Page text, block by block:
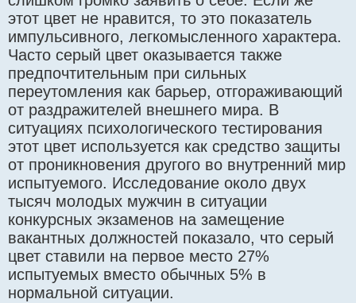
этот цвет не нравится, то это показатель
импульсивного, легкомысленного характера.
Часто серый цвет оказывается также
предпочтительным при сильных
переутомления как барьер, отгораживающий
от раздражителей внешнего мира. В
ситуациях психологического тестирования
этот цвет используется как средство защиты
от проникновения другого во внутренний мир
испытуемого. Исследование около двух
тысяч молодых мужчин в ситуации
конкурсных экзаменов на замещение
вакантных должностей показало, что серый
цвет ставили на первое место 27%
испытуемых вместо обычных 5% в
нормальной ситуации.